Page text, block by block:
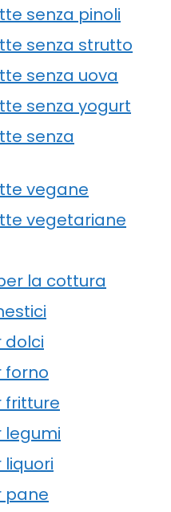
senza pinoli
senza strutto
senza uova
senza yogurt
senza
vegane
vegetariane
la cottura
dolci
forno
fritture
legumi
liquori
pane